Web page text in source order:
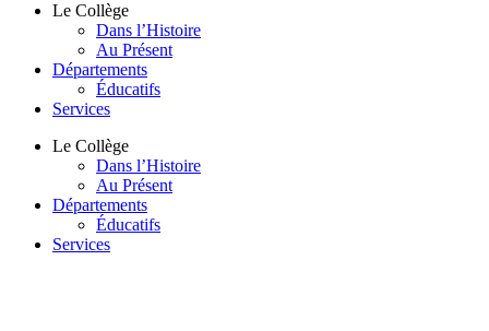
Le Collège
Dans l’Histoire
Au Présent
Départements
Éducatifs
Services
Le Collège
Dans l’Histoire
Au Présent
Départements
Éducatifs
Services